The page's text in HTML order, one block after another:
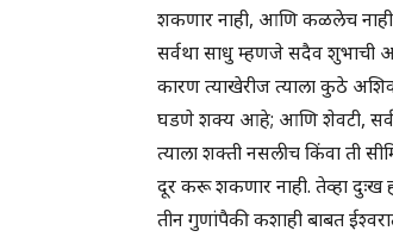
शकणार नाही, आणि कळलेच नाही
सर्वथा साधु म्हणजे सदैव शुभाची
कारण त्याखेरीज त्याला कुठे
घडणे शक्य आहे; आणि शेवटी,
त्याला शक्ती नसलीच किंवा ती
दूर करू शकणार नाही. तेव्हा दुःख
तीन गुणांपैकी कशाही बाबत